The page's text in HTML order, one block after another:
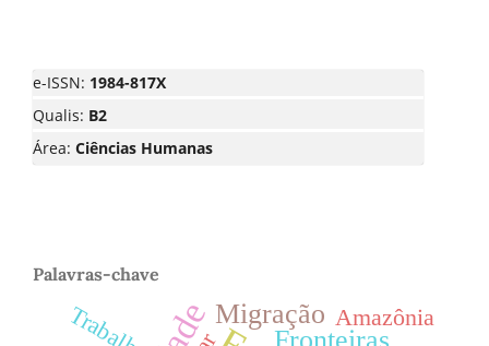
e-ISSN: 1984-817X
Qualis: B2
Área: Ciências Humanas
Palavras-chave
Migração Amazônia